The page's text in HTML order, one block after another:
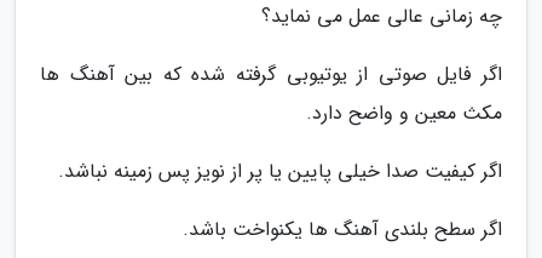
چه زمانی عالی عمل می نماید؟
اگر فایل صوتی از یوتیوبی گرفته شده که بین آهنگ ها
مکث معین و واضح دارد.
اگر کیفیت صدا خیلی پایین یا پر از نویز پس زمینه نباشد.
اگر سطح بلندی آهنگ ها یکنواخت باشد.